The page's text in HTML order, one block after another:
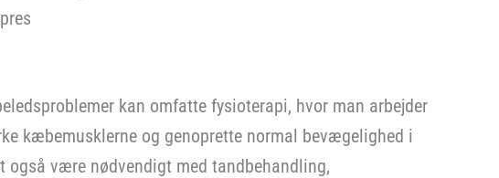
kan omfatte fysioterapi, hvor man arbejder
kæbemusklerne og genoprette normal bevægelighed i
være nødvendigt med tandbehandling,